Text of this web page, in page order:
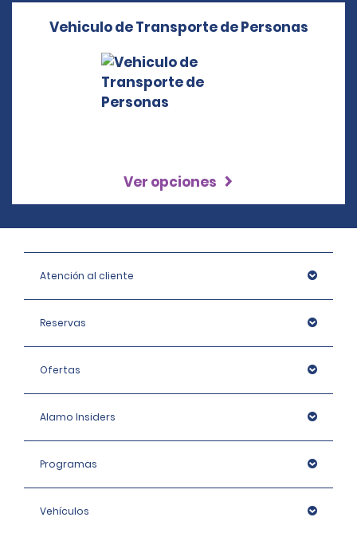
Vehiculo de Transporte de Personas
Ver opciones
Atención al cliente
Reservas
Ofertas
Alamo Insiders
Programas
Vehículos